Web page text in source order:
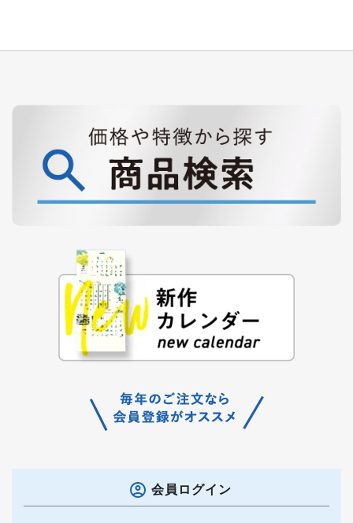
会員ログイン